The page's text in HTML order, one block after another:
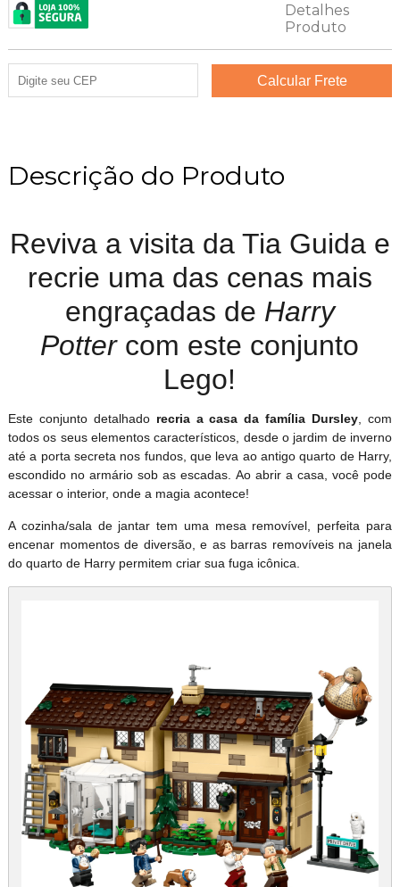
Descrição do Produto
Reviva a visita da Tia Guida e
recrie uma das cenas mais
engraçadas de Harry
Pottercom este conjunto
Lego!
Este conjunto detalhado recria a casa da família Dursley, com
todos os seus elementos característicos, desde o jardim de inverno
até a porta secreta nos fundos, que leva ao antigo quarto de Harry,
escondido no armário sob as escadas. Ao abrir a casa, você pode
acessar o interior, onde a magia acontece!
A cozinha/sala de jantar tem uma mesa removível, perfeita para
encenar momentos de diversão, e as barras removíveis na janela
do quarto de Harry permitem criar sua fuga icônica.